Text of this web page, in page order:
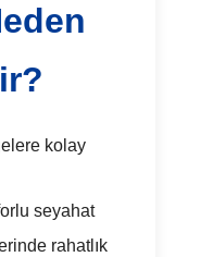
kolay
seyahat
rahatlık